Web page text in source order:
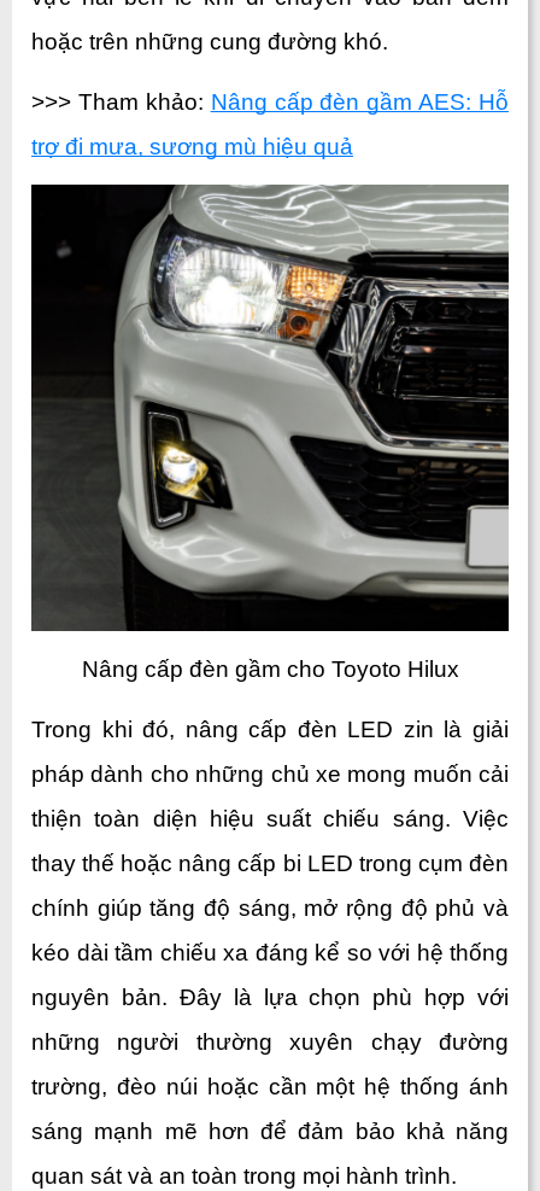
hoặc trên những cung đường khó.
>>> Tham khảo: Nâng cấp đèn gầm AES: Hỗ
trợ đi mưa, sương mù hiệu quả
Nâng cấp đèn gầm cho Toyoto Hilux
Trong khi đó, nâng cấp đèn LED zin là giải
pháp dành cho những chủ xe mong muốn cải
thiện toàn diện hiệu suất chiếu sáng. Việc
thay thế hoặc nâng cấp bi LED trong cụm đèn
chính giúp tăng độ sáng, mở rộng độ phủ và
kéo dài tầm chiếu xa đáng kể so với hệ thống
nguyên bản. Đây là lựa chọn phù hợp với
những người thường xuyên chạy đường
trường, đèo núi hoặc cần một hệ thống ánh
sáng mạnh mẽ hơn để đảm bảo khả năng
quan sát và an toàn trong mọi hành trình.